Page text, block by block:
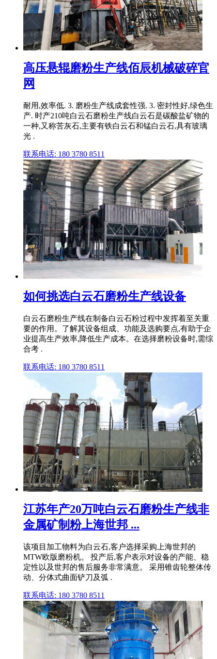
高压悬辊磨粉生产线佰辰机械破碎官
网
耐用,效率低. 3. 磨粉生产线成套性强. 3. 密封性好,绿色生
产. 时产210吨白云石磨粉生产线白云石是碳酸盐矿物的
一种,又称苦灰石,主要有铁白云石和锰白云石,具有玻璃
光 .
联系电话: 180 3780 8511
如何挑选白云石磨粉生产线设备
白云石磨粉生产线在制备白云石粉过程中发挥着至关重
要的作用。了解其设备组成、功能及选购要点,有助于企
业提高生产效率,降低生产成本。在选择磨粉设备时,需综
合考 .
联系电话: 180 3780 8511
江苏年产20万吨白云石磨粉生产线非
金属矿制粉上海世邦 ...
该项目加工物料为白云石,客户选择采购上海世邦的
MTW欧版磨粉机。 投产后,客户表示对设备的产能、稳
定性以及世邦的售后服务非常满意。 采用锥齿轮整体传
动、分体式曲面铲刀及弧 .
联系电话: 180 3780 8511